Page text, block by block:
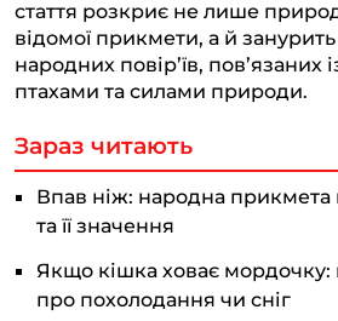
стаття розкриє не лише
відомої прикмети, а й занурить
народних повір’їв, пов’язаних
птахами та силами природи.
Зараз читають
Впав ніж: народна прикмета
та її значення
Якщо кішка ховає
про похолодання чи сніг